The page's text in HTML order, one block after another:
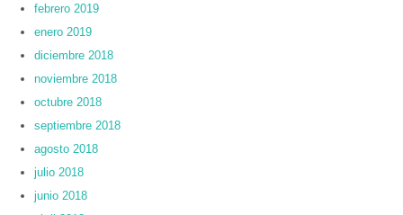
febrero 2019
enero 2019
diciembre 2018
noviembre 2018
octubre 2018
septiembre 2018
agosto 2018
julio 2018
junio 2018